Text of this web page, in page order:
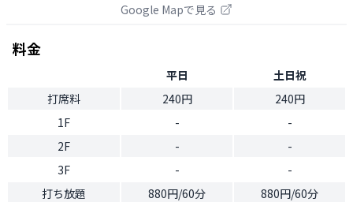
Google Mapで見る
料金
平日
土日祝
打席料
240円
240円
1F
-
-
2F
-
-
3F
-
-
打ち放題
880円/60分
880円/60分